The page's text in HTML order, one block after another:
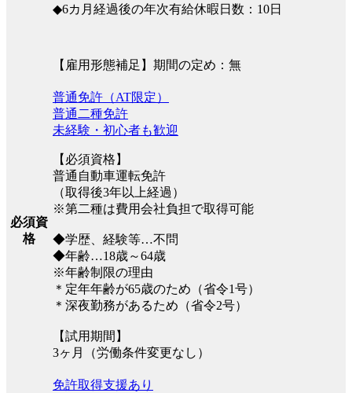
◆6カ月経過後の年次有給休暇日数：10日
【雇用形態補足】期間の定め：無
必須資
格
普通免許（AT限定）
普通二種免許
未経験・初心者も歓迎
【必須資格】
普通自動車運転免許
（取得後3年以上経過）
※第二種は費用会社負担で取得可能
◆学歴、経験等…不問
◆年齢…18歳～64歳
※年齢制限の理由
＊定年年齢が65歳のため（省令1号）
＊深夜勤務があるため（省令2号）
【試用期間】
3ヶ月（労働条件変更なし）
免許取得支援あり